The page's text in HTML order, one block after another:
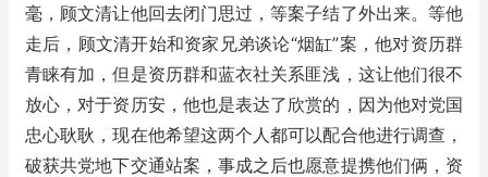
毫，顾文清让他回去闭门思过，等案子结了外出来。等他
走后，顾文清开始和资家兄弟谈论“烟缸”案，他对资历群
青睐有加，但是资历群和蓝衣社关系匪浅，这让他们很不
放心，对于资历安，他也是表达了欣赏的，因为他对党国
忠心耿耿，现在他希望这两个人都可以配合他进行调查，
破获共党地下交通站案，事成之后也愿意提携他们俩，资